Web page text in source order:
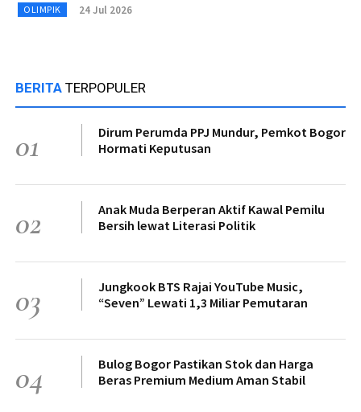
OLIMPIK 24 Jul 2026
BERITA TERPOPULER
01
Dirum Perumda PPJ Mundur, Pemkot Bogor
Hormati Keputusan
02
Anak Muda Berperan Aktif Kawal Pemilu
Bersih lewat Literasi Politik
03
Jungkook BTS Rajai YouTube Music,
“Seven” Lewati 1,3 Miliar Pemutaran
04
Bulog Bogor Pastikan Stok dan Harga
Beras Premium Medium Aman Stabil